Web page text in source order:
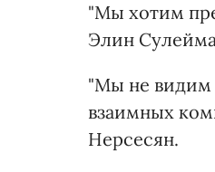
"Мы хотим
Элин
"Мы не видим
взаимных
Нерсесян.